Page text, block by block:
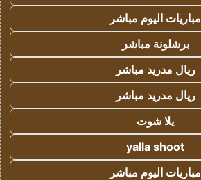
مباريات اليوم مباشر
برشلونة مباشر
ريال مدريد مباشر
ريال مدريد مباشر
يلا شوت
yalla shoot
مباريات اليوم مباشر